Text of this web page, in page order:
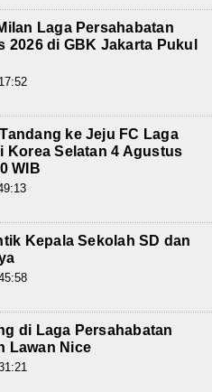
Laga Persahabatan
2026 di GBK Jakarta Pukul
ke Jeju FC Laga
Korea Selatan 4 Agustus
WIB
Kepala Sekolah SD dan
di Laga Persahabatan
Lawan Nice